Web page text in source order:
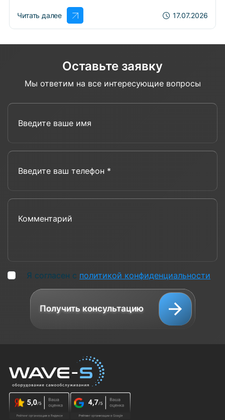
Читать далее 17.07.2026
Оставьте заявку
Мы ответим на все интересующие вопросы
Я согласен с политикой конфиденциальности
Получить консультацию
технологии для персонализации сервисов и удобства
пользователей. Вы можете запретить сохранение
cookie в настройках своего браузера.
использования Cookies
Принять